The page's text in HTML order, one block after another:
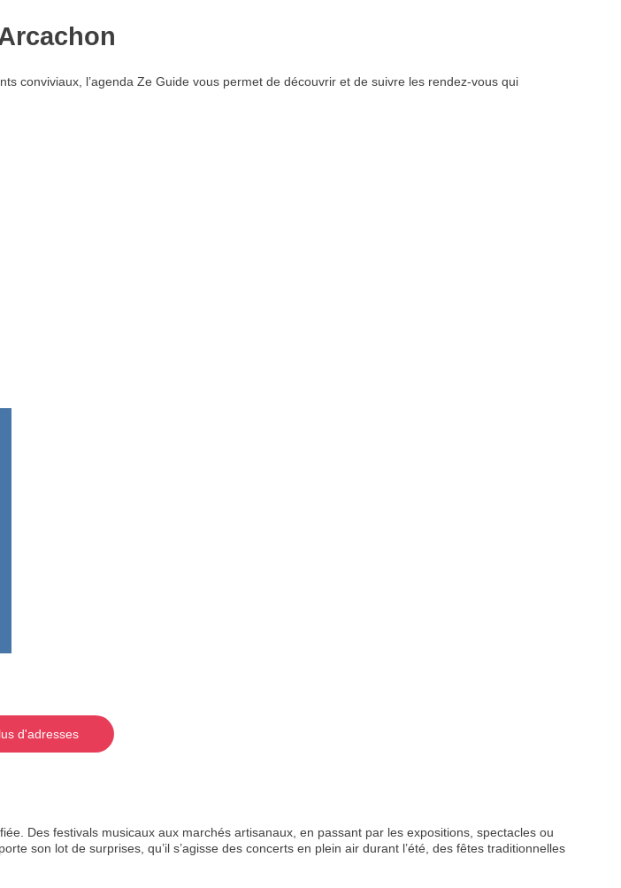
conviviaux, l’agenda Ze Guide vous permet de découvrir et de suivre les rendez-vous qui
d'adresses
Des festivals musicaux aux marchés artisanaux, en passant par les expositions, spectacles ou
son lot de surprises, qu’il s’agisse des concerts en plein air durant l’été, des fêtes traditionnelles